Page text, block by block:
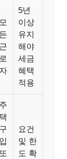
모
든
근
로
자
5년
이상
유지
해야
세금
혜택
적용
주
택
구
입
또
요건
및 한
도 확